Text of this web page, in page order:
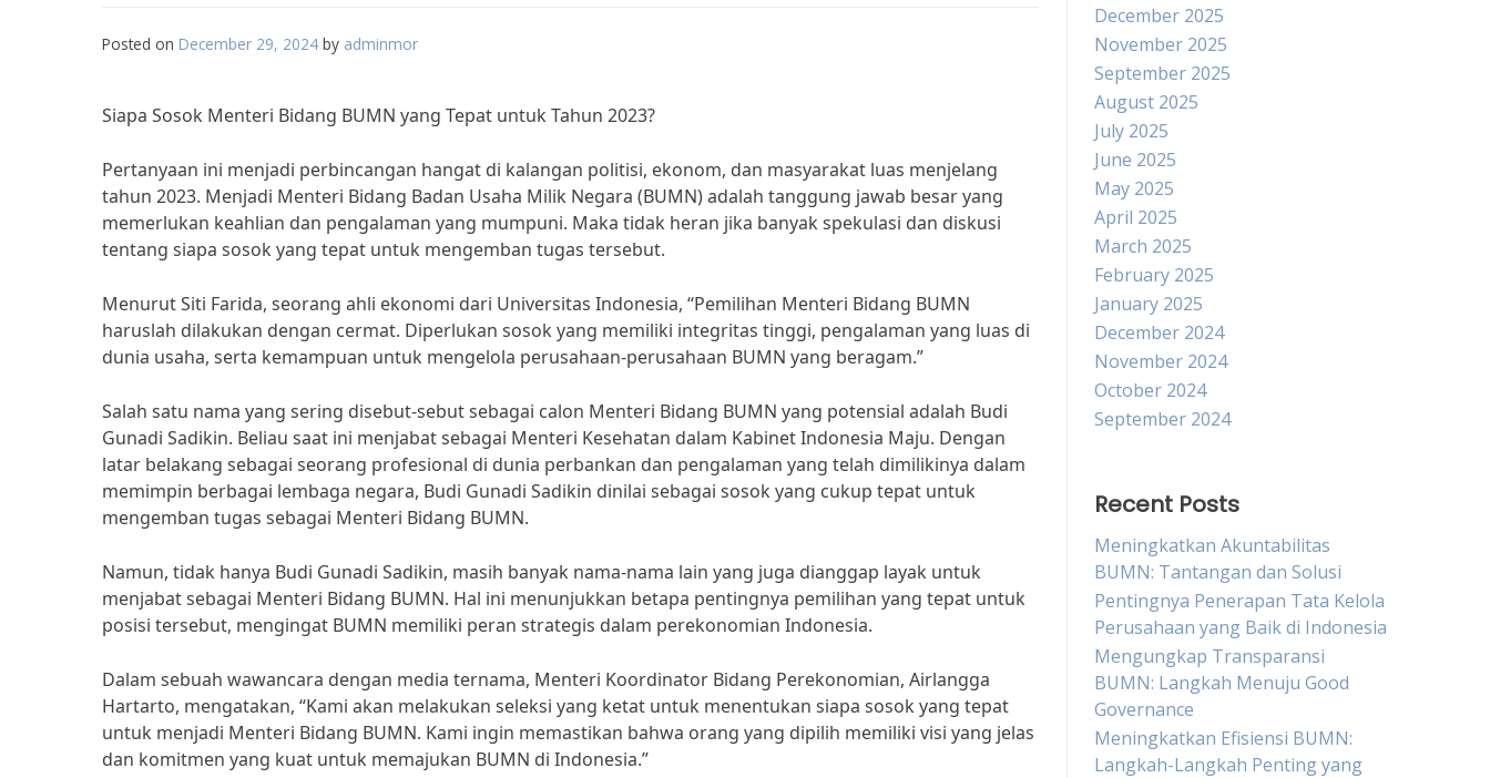
Posted on December 29, 2024 by adminmor
Siapa Sosok Menteri Bidang BUMN yang Tepat untuk Tahun 2023?
Pertanyaan ini menjadi perbincangan hangat di kalangan politisi, ekonom, dan masyarakat luas menjelang
tahun 2023. Menjadi Menteri Bidang Badan Usaha Milik Negara (BUMN) adalah tanggung jawab besar yang
memerlukan keahlian dan pengalaman yang mumpuni. Maka tidak heran jika banyak spekulasi dan diskusi
tentang siapa sosok yang tepat untuk mengemban tugas tersebut.
Menurut Siti Farida, seorang ahli ekonomi dari Universitas Indonesia, “Pemilihan Menteri Bidang BUMN
haruslah dilakukan dengan cermat. Diperlukan sosok yang memiliki integritas tinggi, pengalaman yang luas di
dunia usaha, serta kemampuan untuk mengelola perusahaan-perusahaan BUMN yang beragam.”
Salah satu nama yang sering disebut-sebut sebagai calon Menteri Bidang BUMN yang potensial adalah Budi
Gunadi Sadikin. Beliau saat ini menjabat sebagai Menteri Kesehatan dalam Kabinet Indonesia Maju. Dengan
latar belakang sebagai seorang profesional di dunia perbankan dan pengalaman yang telah dimilikinya dalam
memimpin berbagai lembaga negara, Budi Gunadi Sadikin dinilai sebagai sosok yang cukup tepat untuk
mengemban tugas sebagai Menteri Bidang BUMN.
Namun, tidak hanya Budi Gunadi Sadikin, masih banyak nama-nama lain yang juga dianggap layak untuk
menjabat sebagai Menteri Bidang BUMN. Hal ini menunjukkan betapa pentingnya pemilihan yang tepat untuk
posisi tersebut, mengingat BUMN memiliki peran strategis dalam perekonomian Indonesia.
Dalam sebuah wawancara dengan media ternama, Menteri Koordinator Bidang Perekonomian, Airlangga
Hartarto, mengatakan, “Kami akan melakukan seleksi yang ketat untuk menentukan siapa sosok yang tepat
untuk menjadi Menteri Bidang BUMN. Kami ingin memastikan bahwa orang yang dipilih memiliki visi yang jelas
dan komitmen yang kuat untuk memajukan BUMN di Indonesia.”
December 2025
November 2025
September 2025
August 2025
July 2025
June 2025
May 2025
April 2025
March 2025
February 2025
January 2025
December 2024
November 2024
October 2024
September 2024
Recent Posts
Meningkatkan Akuntabilitas
BUMN: Tantangan dan Solusi
Pentingnya Penerapan Tata Kelola
Perusahaan yang Baik di Indonesia
Mengungkap Transparansi
BUMN: Langkah Menuju Good
Governance
Meningkatkan Efisiensi BUMN:
Langkah-Langkah Penting yang